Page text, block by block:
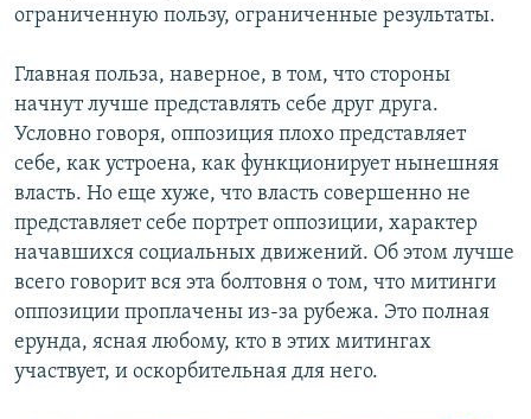
ограниченную пользу, ограниченные результаты.
Главная польза, наверное, в том, что стороны
начнут лучше представлять себе друг друга.
Условно говоря, оппозиция плохо представляет
себе, как устроена, как функционирует нынешняя
власть. Но еще хуже, что власть совершенно не
представляет себе портрет оппозиции, характер
начавшихся социальных движений. Об этом лучше
всего говорит вся эта болтовня о том, что митинги
оппозиции проплачены из-за рубежа. Это полная
ерунда, ясная любому, кто в этих митингах
участвует, и оскорбительная для него.